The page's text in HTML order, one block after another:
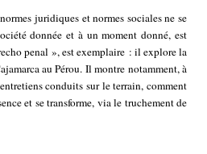
juridiques et normes sociales ne se
donnée et à un moment donné, est
penal », est exemplaire : il explore la
au Pérou. Il montre notamment, à
conduits sur le terrain, comment
et se transforme, via le truchement de